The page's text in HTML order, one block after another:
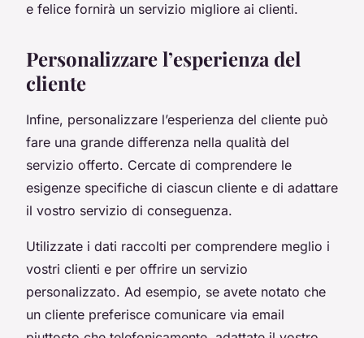
e felice fornirà un servizio migliore ai clienti.
Personalizzare l’esperienza del
cliente
Infine, personalizzare l’esperienza del cliente può
fare una grande differenza nella qualità del
servizio offerto. Cercate di comprendere le
esigenze specifiche di ciascun cliente e di adattare
il vostro servizio di conseguenza.
Utilizzate i dati raccolti per comprendere meglio i
vostri clienti e per offrire un servizio
personalizzato. Ad esempio, se avete notato che
un cliente preferisce comunicare via email